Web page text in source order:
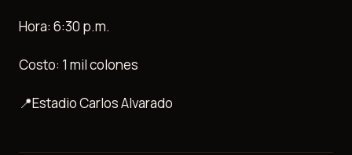
Hora: 6:30 p.m.
Costo: 1 mil colones
📍Estadio Carlos Alvarado